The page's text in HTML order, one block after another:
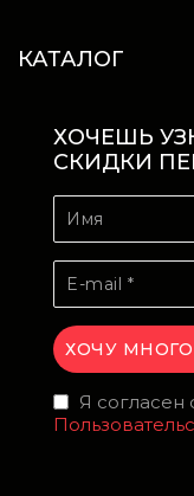
КАТАЛОГ
ХОЧЕШЬ
СКИДКИ
Я согласен